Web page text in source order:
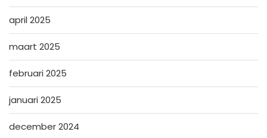
april 2025
maart 2025
februari 2025
januari 2025
december 2024